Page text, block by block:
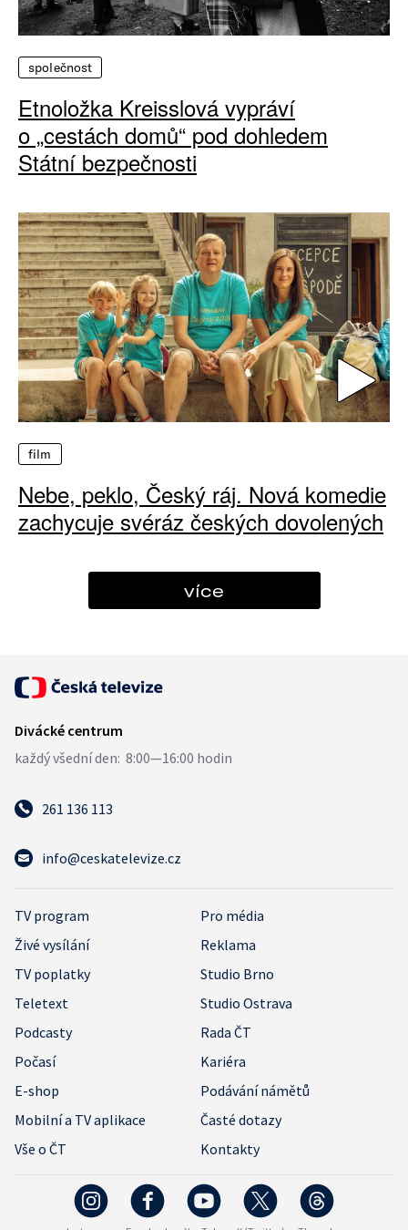
společnost
Etnoložka Kreisslová vypráví
o „cestách domů“ pod dohledem
Státní bezpečnosti
film
Nebe, peklo, Český ráj. Nová komedie
zachycuje svéráz českých dovolených
více
261 136 113
info@ceskatelevize.cz
TV program
Pro média
Živé vysílání
Reklama
TV poplatky
Studio Brno
Teletext
Studio Ostrava
Podcasty
Rada ČT
Počasí
Kariéra
E-shop
Podávání námětů
Mobilní a TV aplikace
Časté dotazy
Vše o ČT
Kontakty